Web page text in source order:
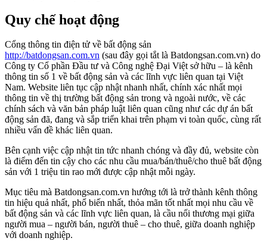
Quy chế hoạt động
Cổng thông tin điện tử về bất động sản
http://batdongsan.com.vn (sau đây gọi tắt là Batdongsan.com.vn) do
Công ty Cổ phần Đầu tư và Công nghệ Đại Việt sở hữu – là kênh
thông tin số 1 về bất động sản và các lĩnh vực liên quan tại Việt
Nam. Website liên tục cập nhật nhanh nhất, chính xác nhất mọi
thông tin về thị trường bất động sản trong và ngoài nước, về các
chính sách và văn bản pháp luật liên quan cũng như các dự án bất
động sản đã, đang và sắp triển khai trên phạm vi toàn quốc, cùng rất
nhiều vấn đề khác liên quan.
Bên cạnh việc cập nhật tin tức nhanh chóng và đầy đủ, website còn
là điểm đến tin cậy cho các nhu cầu mua/bán/thuê/cho thuê bất động
sản với 1 triệu tin rao mới được cập nhật mỗi ngày.
Mục tiêu mà Batdongsan.com.vn hướng tới là trở thành kênh thông
tin hiệu quả nhất, phổ biến nhất, thỏa mãn tốt nhất mọi nhu cầu về
bất động sản và các lĩnh vực liên quan, là cầu nối thương mại giữa
người mua – người bán, người thuê – cho thuê, giữa doanh nghiệp
với doanh nghiệp.